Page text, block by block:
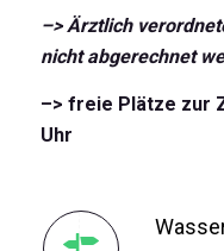
–> Ärztlich
nicht abgerechnet
–> freie Plätze zur
Uhr